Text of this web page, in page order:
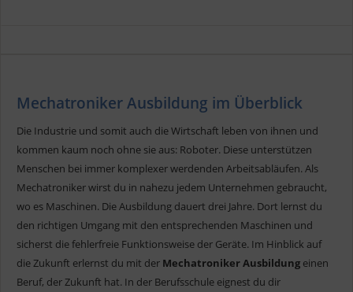
Mechatroniker Ausbildung im Überblick
Die Industrie und somit auch die Wirtschaft leben von ihnen und
kommen kaum noch ohne sie aus: Roboter. Diese unterstützen
Menschen bei immer komplexer werdenden Arbeitsabläufen. Als
Mechatroniker wirst du in nahezu jedem Unternehmen gebraucht,
wo es Maschinen. Die Ausbildung dauert drei Jahre. Dort lernst du
den richtigen Umgang mit den entsprechenden Maschinen und
sicherst die fehlerfreie Funktionsweise der Geräte. Im Hinblick auf
die Zukunft erlernst du mit der Mechatroniker Ausbildung einen
Beruf, der Zukunft hat. In der Berufsschule eignest du dir